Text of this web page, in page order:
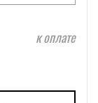
к оплате